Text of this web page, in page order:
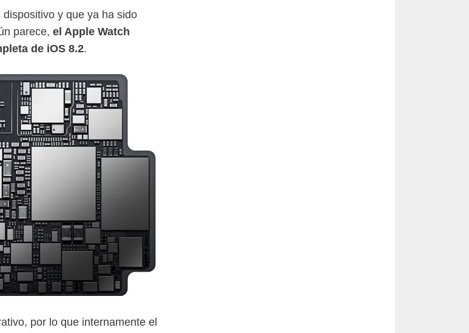
y que ya ha sido
parece, el Apple Watch
de iOS 8.2.
por lo que internamente el